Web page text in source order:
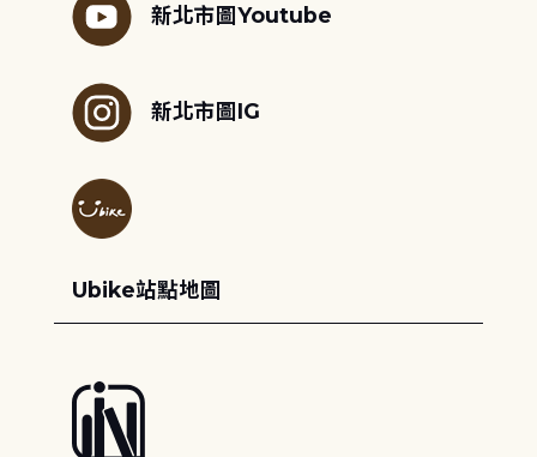
新北市圖Youtube
新北市圖IG
Ubike站點地圖